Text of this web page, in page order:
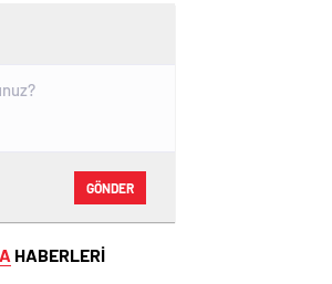
GÖNDER
HABERLERİ